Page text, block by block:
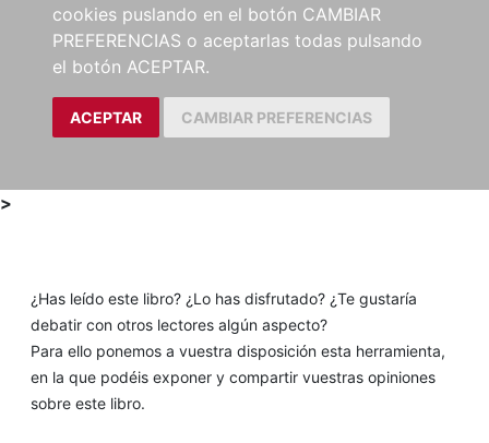
cookies puslando en el botón CAMBIAR
PREFERENCIAS o aceptarlas todas pulsando
el botón ACEPTAR.
ACEPTAR CAMBIAR PREFERENCIAS
>
¿Has leído este libro? ¿Lo has disfrutado? ¿Te gustaría
debatir con otros lectores algún aspecto?
Para ello ponemos a vuestra disposición esta herramienta,
en la que podéis exponer y compartir vuestras opiniones
sobre este libro.